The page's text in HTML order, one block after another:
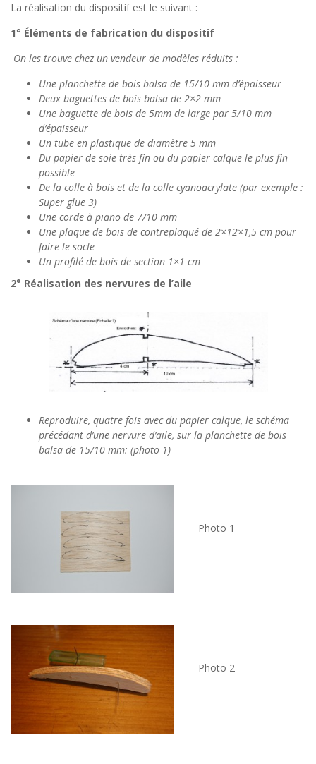
La réalisation du dispositif est le suivant :
1° Éléments de fabrication du dispositif
On les trouve chez un vendeur de modèles réduits :
Une planchette de bois balsa de 15/10 mm d’épaisseur
Deux baguettes de bois balsa de 2×2 mm
Une baguette de bois de 5mm de large par 5/10 mm
d’épaisseur
Un tube en plastique de diamètre 5 mm
Du papier de soie très fin ou du papier calque le plus fin
possible
De la colle à bois et de la colle cyanoacrylate (par exemple :
Super glue 3)
Une corde à piano de 7/10 mm
Une plaque de bois de contreplaqué de 2×12×1,5 cm pour
faire le socle
Un profilé de bois de section 1×1 cm
2° Réalisation des nervures de l’aile
Reproduire, quatre fois avec du papier calque, le schéma
précédant d’une nervure d’aile, sur la planchette de bois
balsa de 15/10 mm: (photo 1)
Photo 1
Photo 2